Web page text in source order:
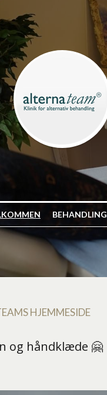
BEHANDLING
HJEMMESIDE
og håndklæde 🤗